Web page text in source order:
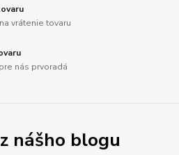
vrátenie tovaru
nás prvoradá
nášho blogu